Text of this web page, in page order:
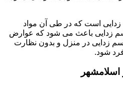
زدایی است که در طی آن مواد
زدایی باعث می شود که عوارض
سم زدایی در منزل و بدون نظارت
شود.